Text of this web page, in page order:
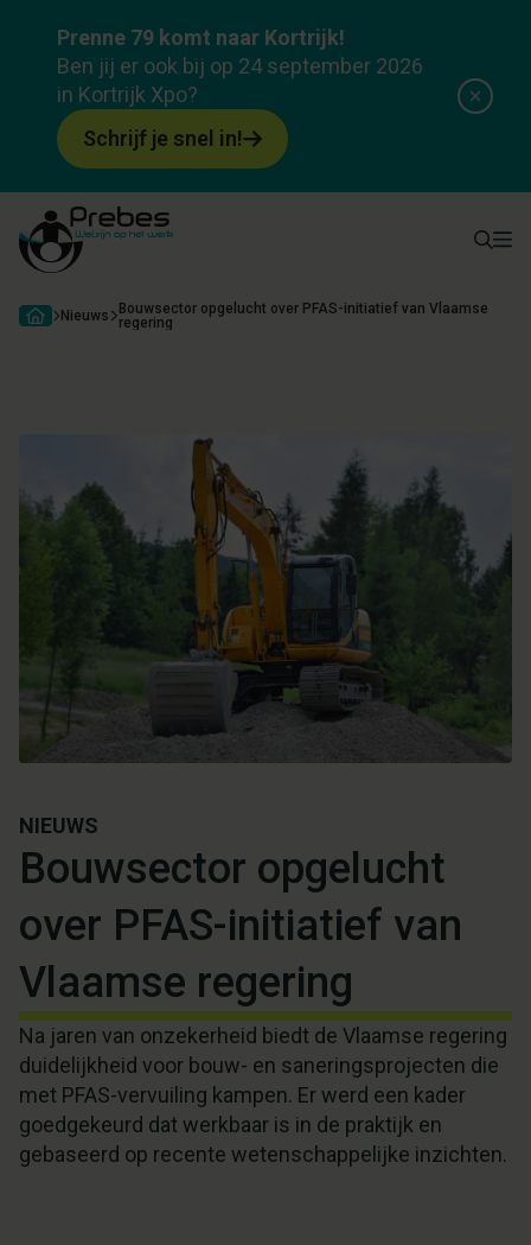
Prenne 79 komt naar Kortrijk!
Ben jij er ook bij op 24 september 2026
in Kortrijk Xpo?
Schrijf je snel in!
Nieuws
Bouwsector opgelucht over PFAS-initiatief van Vlaamse
regering
NIEUWS
Bouwsector opgelucht
over PFAS-initiatief van
Vlaamse regering
Na jaren van onzekerheid biedt de Vlaamse regering
duidelijkheid voor bouw- en saneringsprojecten die
met PFAS-vervuiling kampen. Er werd een kader
goedgekeurd dat werkbaar is in de praktijk en
gebaseerd op recente wetenschappelijke inzichten.